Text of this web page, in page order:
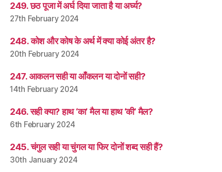
249. छठ पूजा में अर्घ दिया जाता है या अर्घ्य?
27th February 2024
248. कोश और कोष के अर्थ में क्या कोई अंतर है?
20th February 2024
247. आकलन सही या आँकलन या दोनों सही?
14th February 2024
246. सही क्या? हाथ ‘का’ मैल या हाथ ‘की’ मैल?
6th February 2024
245. चंगुल सही या चुंगल या फिर दोनों शब्द सही हैं?
30th January 2024